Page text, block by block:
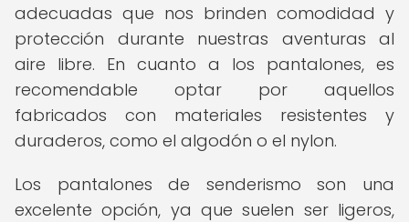
adecuadas que nos brinden comodidad y
protección durante nuestras aventuras al
aire libre. En cuanto a los pantalones, es
recomendable optar por aquellos
fabricados con materiales resistentes y
duraderos, como el algodón o el nylon.
Los pantalones de senderismo son una
excelente opción, ya que suelen ser ligeros,